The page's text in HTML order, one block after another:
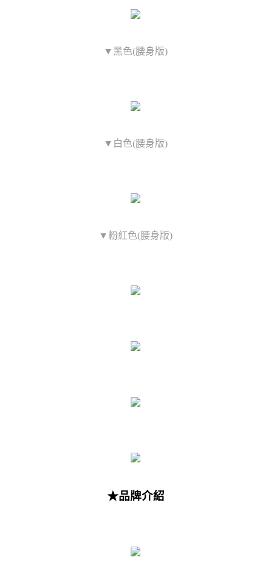
▼黑色(腰身版)
▼白色(腰身版)
▼粉紅色(腰身版)
★品牌介紹